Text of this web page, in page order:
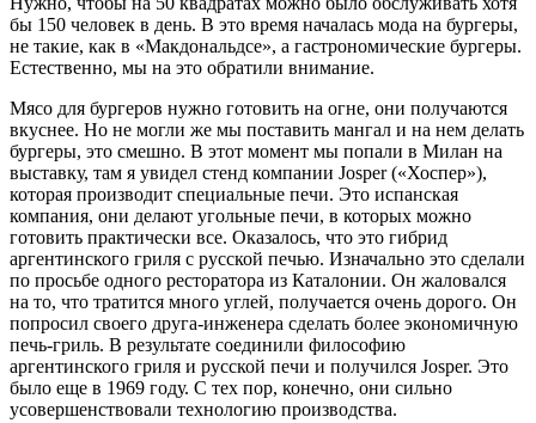
бы 150 человек в день. В это время началась мода на бургеры,
не такие, как в «Макдональдсе», а гастрономические бургеры.
Естественно, мы на это обратили внимание.
Мясо для бургеров нужно готовить на огне, они получаются
вкуснее. Но не могли же мы поставить мангал и на нем делать
бургеры, это смешно. В этот момент мы попали в Милан на
выставку, там я увидел стенд компании Josper («Хоспер»),
которая производит специальные печи. Это испанская
компания, они делают угольные печи, в которых можно
готовить практически все. Оказалось, что это гибрид
аргентинского гриля с русской печью. Изначально это сделали
по просьбе одного ресторатора из Каталонии. Он жаловался
на то, что тратится много углей, получается очень дорого. Он
попросил своего друга-инженера сделать более экономичную
печь-гриль. В результате соединили философию
аргентинского гриля и русской печи и получился Josper. Это
было еще в 1969 году. С тех пор, конечно, они сильно
усовершенствовали технологию производства.